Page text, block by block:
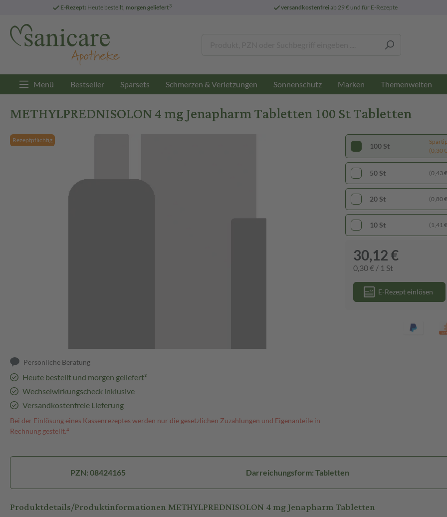
E-Rezept: Heute bestellt, morgen geliefert3 versandkostenfreiab 29 € und für E-Rezepte
Menü Bestseller Sparsets Schmerzen & Verletzungen Sonnenschutz Marken Themenwelten
METHYLPREDNISOLON 4 mg Jenapharm Tabletten 100 St Tabletten
Rezeptpflichtig
Persönliche Beratung
Heute bestellt und morgen geliefert³
Wechselwirkungscheck inklusive
Versandkostenfreie Lieferung
Bei der Einlösung eines Kassenrezeptes werden nur die gesetzlichen Zuzahlungen und Eigenanteile in
Rechnung gestellt.⁴
100 St
(0,30
50 St (0,43
20 St (0,80
10 St (1,41
30,12 €
0,30 € / 1 St
E-Rezept einlösen
PZN: 08424165 Darreichungsform: Tabletten
Produktdetails/Produktinformationen METHYLPREDNISOLON 4 mg Jenapharm Tabletten